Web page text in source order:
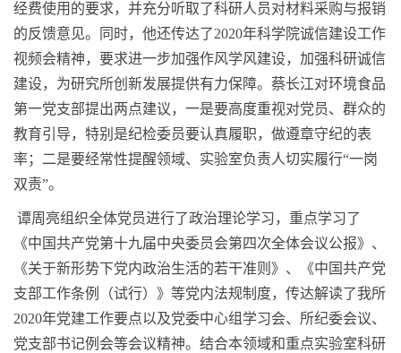
经费使用的要求，并充分听取了科研人员对材料采购与报销
的反馈意见。同时，他还传达了2020年科学院诚信建设工作
视频会精神，要求进一步加强作风学风建设，加强科研诚信
建设，为研究所创新发展提供有力保障。蔡长江对环境食品
第一党支部提出两点建议，一是要高度重视对党员、群众的
教育引导，特别是纪检委员要认真履职，做遵章守纪的表
率；二是要经常性提醒领域、实验室负责人切实履行“一岗
双责”。
谭周亮组织全体党员进行了政治理论学习，重点学习了
《中国共产党第十九届中央委员会第四次全体会议公报》、
《关于新形势下党内政治生活的若干准则》、《中国共产党
支部工作条例（试行）》等党内法规制度，传达解读了我所
2020年党建工作要点以及党委中心组学习会、所纪委会议、
党支部书记例会等会议精神。结合本领域和重点实验室科研